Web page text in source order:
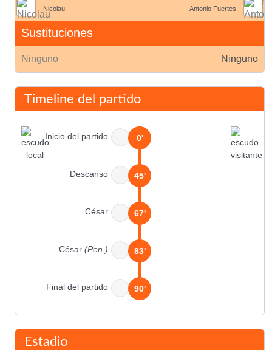
Nicolau
Sustituciones
Ninguno
Antonio Fuertes
Ninguno
Timeline del partido
Inicio del partido 0'
Descanso 45'
César 67'
César (Pen.) 83'
Final del partido 90'
Estadio